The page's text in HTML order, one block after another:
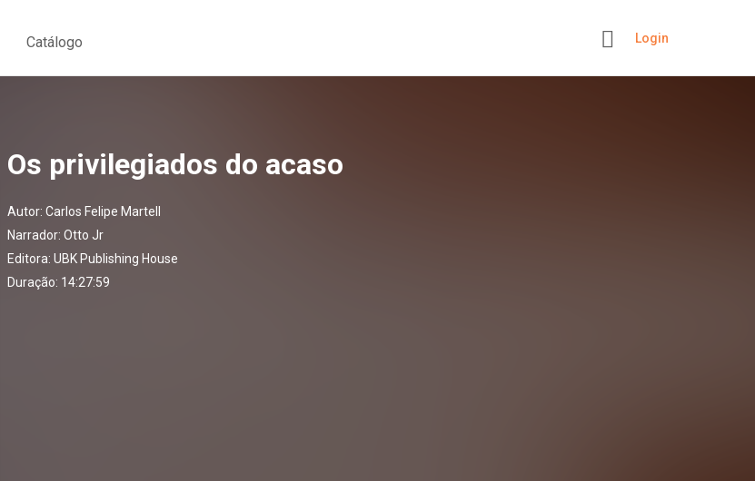
Catálogo Login
Os privilegiados do acaso
Autor: Carlos Felipe Martell
Narrador: Otto Jr
Editora: UBK Publishing House
Duração: 14:27:59